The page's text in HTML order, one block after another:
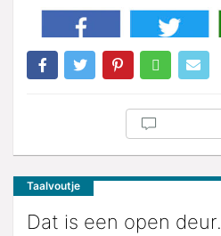
Taalvoutje
Dat is een open deur.